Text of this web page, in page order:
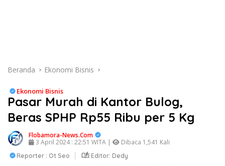
Beranda Ekonomi Bisnis
Ekonomi Bisnis
Pasar Murah di Kantor Bulog,
Beras SPHP Rp55 Ribu per 5 Kg
Flobamora-News.Com
3 April 2024 : 22:51 WITA |
Dibaca 1,541 Kali
Reporter : Ot Seo Editor: Dedy